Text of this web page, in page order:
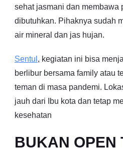
sehat jasmani dan membawa
dibutuhkan. Pihaknya sudah
air mineral dan jas hujan.
Sentul , kegiatan ini bisa
berlibur bersama family atau
teman di masa pandemi.
jauh dari Ibu kota dan tetap
kesehatan
BUKAN OPEN